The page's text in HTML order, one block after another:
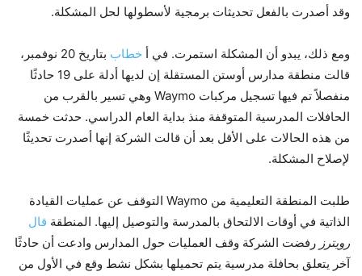
وقد أصدرت بالفعل تحديثات برمجية لأسطولها لحل المشكلة.
ومع ذلك، يبدو أن المشكلة استمرت. في أ خطاب
بتاريخ 20 نوفمبر،
قالت منطقة مدارس أوستن المستقلة إن لديها أدلة على 19 حادثًا
منفصلاً تم فيها تسجيل مركبات Waymo وهي تسير بالقرب من
الحافلات المدرسية المتوقفة منذ بداية العام الدراسي. حدثت خمسة
من هذه الحالات على الأقل بعد أن قالت الشركة إنها أصدرت تحديثًا
لإصلاح المشكلة.
طلبت المنطقة التعليمية من Waymo التوقف عن عمليات القيادة
الذاتية في أوقات الالتحاق بالمدرسة والتوصيل إليها. المنطقة قال
رويترز رفضت الشركة وقف العمليات حول المدارس وادعت أن حادثًا
آخر يتعلق بحافلة مدرسية يتم تحميلها بشكل نشط وقع في الأول من